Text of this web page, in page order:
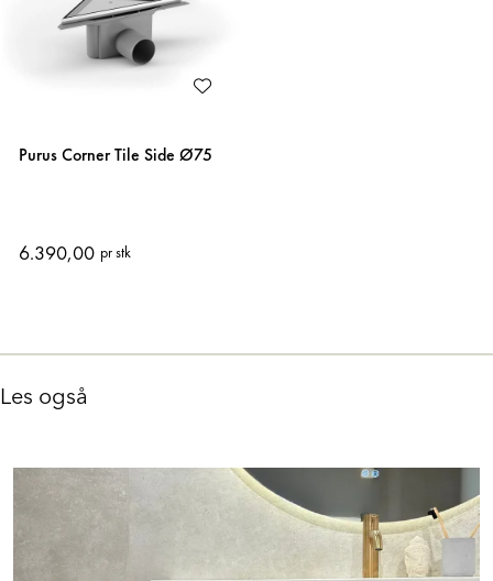
Purus Corner Tile Side Ø75
6.390,00 pr stk
Les også